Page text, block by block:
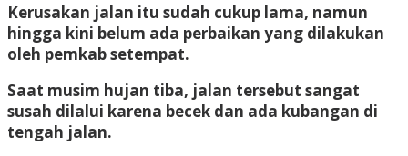
Kerusakan jalan itu sudah cukup lama, namun
hingga kini belum ada perbaikan yang dilakukan
oleh pemkab setempat.
Saat musim hujan tiba, jalan tersebut sangat
susah dilalui karena becek dan ada kubangan di
tengah jalan.